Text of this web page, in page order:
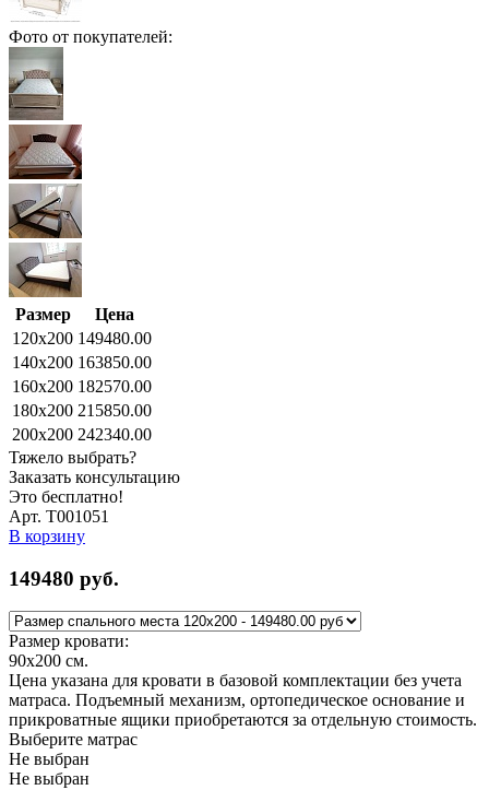
Фото от покупателей:
Размер
Цена
120x200 149480.00
140x200 163850.00
160x200 182570.00
180x200 215850.00
200x200 242340.00
Тяжело выбрать?
Заказать консультацию
Это бесплатно!
Арт. Т001051
В корзину
149480 руб.
Размер кровати:
90x200 см.
Цена указана для кровати в базовой комплектации без учета
матраса. Подъемный механизм, ортопедическое основание и
прикроватные ящики приобретаются за отдельную стоимость.
Выберите матрас
Не выбран
Не выбран